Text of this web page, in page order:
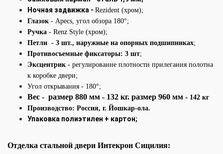
Ночная задвижка - Rezident (хром);
Глазок - Apecs, угол обзора 180°;
Ручка - Renz Style (хром);
Петли - 3 шт., наружные на опорных подшипниках;
Противосъемные фиксаторы: 3 шт;
Эксцентрик - регулирование плотности прилегания полотна
к коробке двери;
Угол открывания - 180°;
Вес - размер 880 мм - 132 кг. размер 960 мм - 142 кг
Производство: Россия, г. Йошкар-ола.
Упаковка полиэтилен + картон;
Отделка стальной двери Интекрон Сицилия: